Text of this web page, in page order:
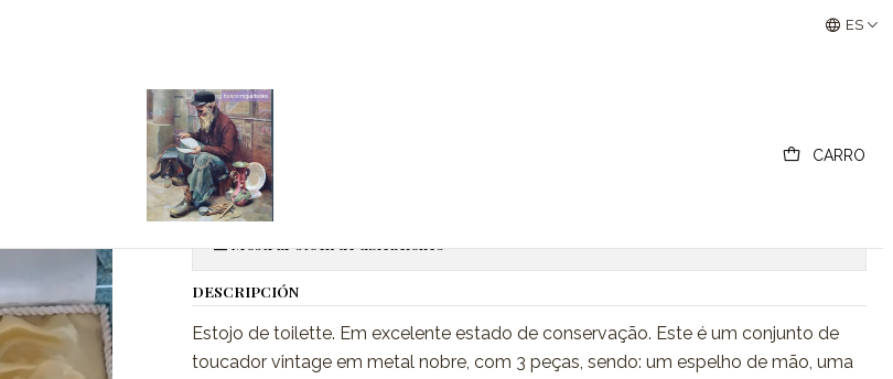
CARRO
Buscantiguidades - Leilões Colecionismo e ES
|
Estojo de toilette
Cantidad
Mostrar stock de ubicaciones
DESCRIPCIÓN
Estojo de toilette. Em excelente estado de conservação. Este é um conjunto de
toucador vintage em metal nobre, com 3 peças, sendo: um espelho de mão, uma